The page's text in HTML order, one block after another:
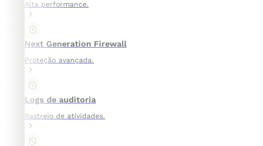
Alta performance.
Next Generation Firewall
Proteção avançada.
Logs de auditoria
Rastreio de atividades.